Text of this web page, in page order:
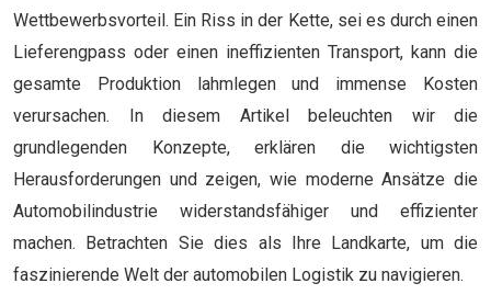
Wettbewerbsvorteil. Ein Riss in der Kette, sei es durch einen
Lieferengpass oder einen ineffizienten Transport, kann die
gesamte Produktion lahmlegen und immense Kosten
verursachen. In diesem Artikel beleuchten wir die
grundlegenden Konzepte, erklären die wichtigsten
Herausforderungen und zeigen, wie moderne Ansätze die
Automobilindustrie widerstandsfähiger und effizienter
machen. Betrachten Sie dies als Ihre Landkarte, um die
faszinierende Welt der automobilen Logistik zu navigieren.